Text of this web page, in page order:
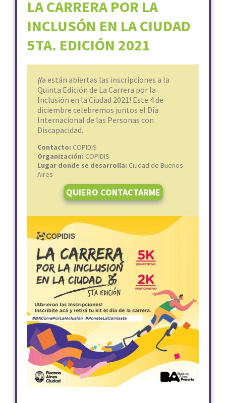
LA CARRERA POR LA
INCLUSÓN EN LA CIUDAD
5TA. EDICIÓN 2021
¡Ya están abiertas las inscripciones a la
Quinta Edición de La Carrera por la
Inclusión en la Ciudad 2021! Este 4 de
diciembre celebremos juntos el Día
Internacional de las Personas con
Discapacidad.
Contacto: COPIDIS
Organización: COPIDIS
Lugar donde se desarrolla: Ciudad de Buenos
Aires
QUIERO CONTACTARME